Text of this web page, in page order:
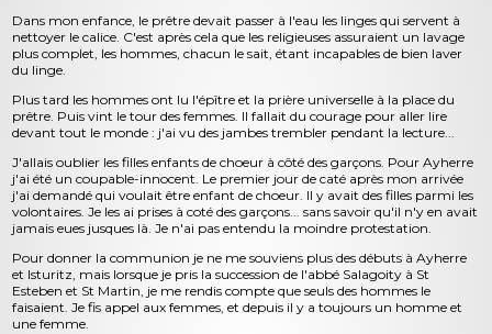
Dans mon enfance, le prêtre devait passer à l'eau les linges qui servent à
nettoyer le calice. C'est après cela que les religieuses assuraient un lavage
plus complet, les hommes, chacun le sait, étant incapables de bien laver
du linge.
Plus tard les hommes ont lu l'épître et la prière universelle à la place du
prêtre. Puis vint le tour des femmes. Il fallait du courage pour aller lire
devant tout le monde : j'ai vu des jambes trembler pendant la lecture...
J'allais oublier les filles enfants de choeur à côté des garçons. Pour Ayherre
j'ai été un coupable-innocent. Le premier jour de caté après mon arrivée
j'ai demandé qui voulait être enfant de choeur. Il y avait des filles parmi les
volontaires. Je les ai prises à coté des garçons... sans savoir qu'il n'y en avait
jamais eues jusques là. Je n'ai pas entendu la moindre protestation.
Pour donner la communion je ne me souviens plus des débuts à Ayherre
et Isturitz, mais lorsque je pris la succession de l'abbé Salagoity à St
Esteben et St Martin, je me rendis compte que seuls des hommes le
faisaient. Je fis appel aux femmes, et depuis il y a toujours un homme et
une femme.